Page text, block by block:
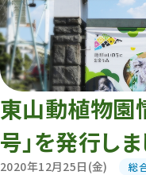
東山動植物園
号」を発行し
2020年12月25日(金) 総